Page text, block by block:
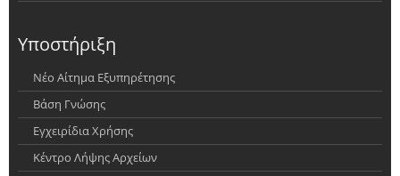
Υποστήριξη
Νέο Αίτημα Εξυπηρέτησης
Βάση Γνώσης
Εγχειρίδια Χρήσης
Κέντρο Λήψης Αρχείων